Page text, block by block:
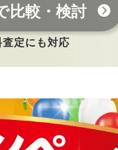
比較・検討
定にも対応